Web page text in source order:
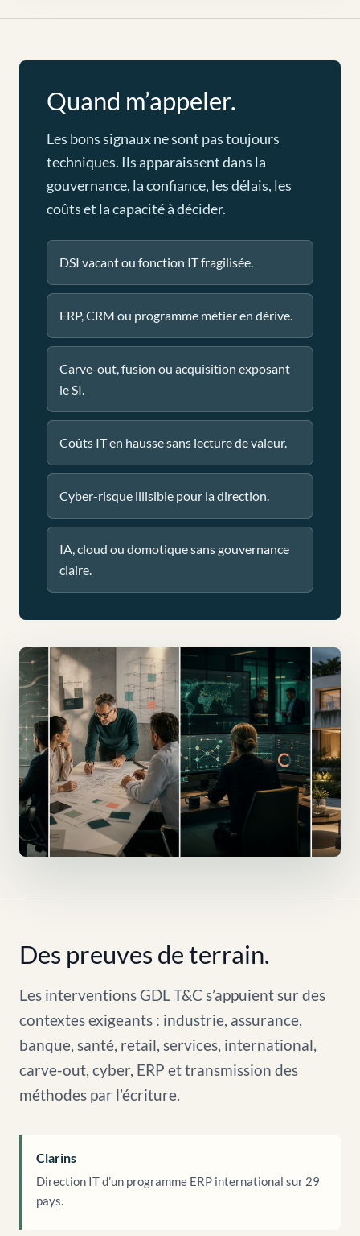
Quand m’appeler.
Les bons signaux ne sont pas toujours
techniques. Ils apparaissent dans la
gouvernance, la confiance, les délais, les
coûts et la capacité à décider.
DSI vacant ou fonction IT fragilisée.
ERP, CRM ou programme métier en dérive.
Carve-out, fusion ou acquisition exposant
le SI.
Coûts IT en hausse sans lecture de valeur.
Cyber-risque illisible pour la direction.
IA, cloud ou domotique sans gouvernance
claire.
Des preuves de terrain.
Les interventions GDL T&C s’appuient sur des
contextes exigeants : industrie, assurance,
banque, santé, retail, services, international,
carve-out, cyber, ERP et transmission des
méthodes par l’écriture.
Clarins
Direction IT d’un programme ERP international sur 29
pays.